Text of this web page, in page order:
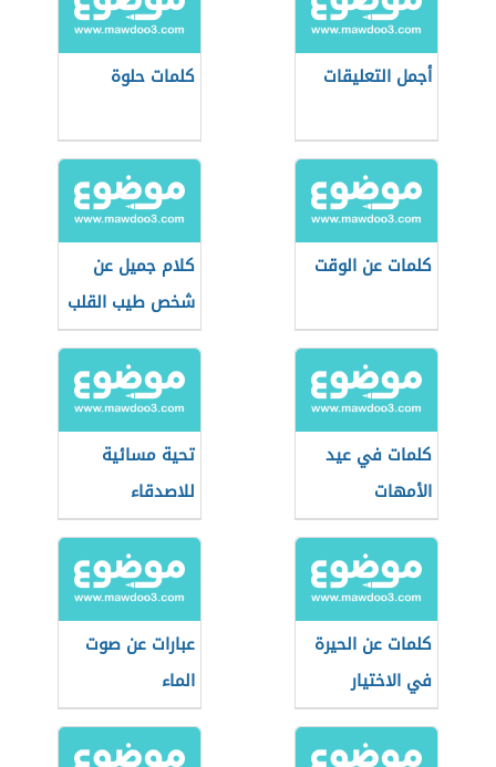
أجمل التعليقات كلمات حلوة
كلمات عن الوقت
كلام جميل عن
شخص طيب القلب
كلمات في عيد
الأمهات
تحية مسائية
للاصدقاء
كلمات عن الحيرة
في الاختيار
عبارات عن صوت
الماء